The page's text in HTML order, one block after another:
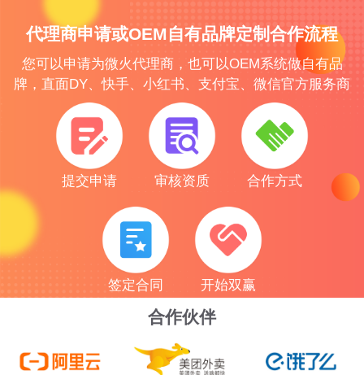
代理商申请或OEM自有品牌定制合作流程
您可以申请为微火代理商，也可以OEM系统做自有品
牌，直面DY、快手、小红书、支付宝、微信官方服务商
提交申请 审核资质 合作方式
签定合同 开始双赢
合作伙伴